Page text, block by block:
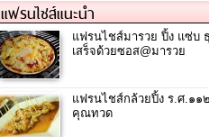
แฟรนไชส์แนะนำ
แฟรนไชส์มารวย ปิ้ง แซ่บ
เสร็จด้วยซอส@มารวย
แฟรนไชส์กล้วยปิ้ง ร.ศ.๑๑
คุณทวด